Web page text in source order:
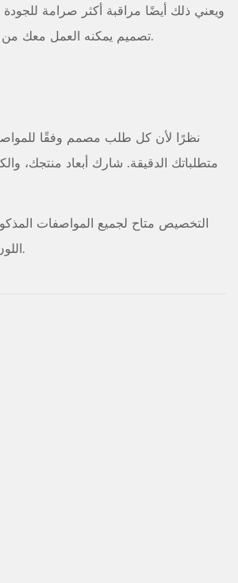
ويعني ذلك أيضًا مراقبة أكثر صرامة
تصميم يمكنه العمل معك من خلال تحديد الحجم والتخطيط دون أي تكلفة إضافية.
نظرًا لأن كل طلب مصمم وفقًا
متطلباتك الدقيقة. شارك أبعاد منتجك،
التخصيص متاح لجميع المواصفات
اللون الفعلي واللمسة النهائية قليلاً حسب دفعة الطباعة.